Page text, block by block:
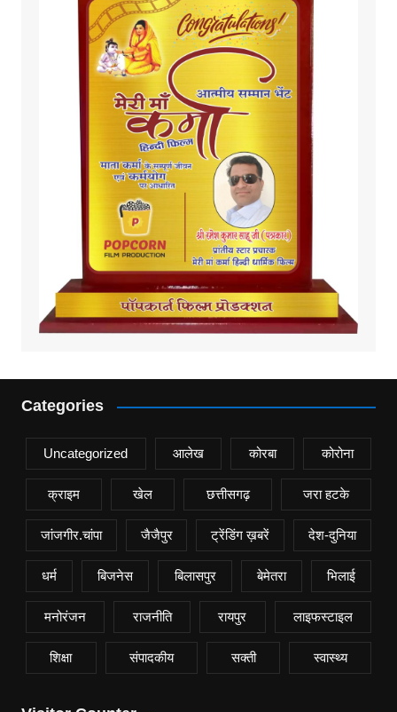
Categories
Uncategorized आलेख कोरबा कोरोना
क्राइम खेल छत्तीसगढ़ जरा हटके
जांजगीर.चांपा जैजैपुर ट्रेंडिंग ख़बरें देश-दुनिया
धर्म बिजनेस बिलासपुर बेमेतरा भिलाई
मनोरंजन राजनीति रायपुर लाइफस्टाइल
शिक्षा संपादकीय सक्ती स्वास्थ्य